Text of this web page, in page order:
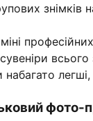
знімків
легші,
фото-